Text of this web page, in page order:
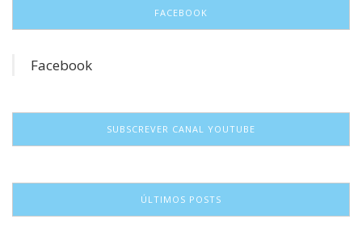
FACEBOOK
Facebook
SUBSCREVER CANAL YOUTUBE
ÚLTIMOS POSTS